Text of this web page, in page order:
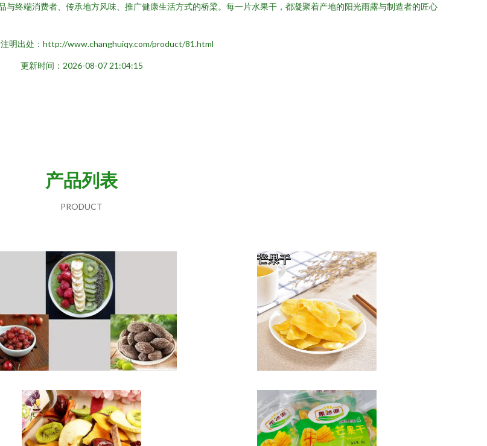
终端消费者、传承地方风味、推广健康生活方式的桥梁。每一片水果干，都凝聚着产地的阳光雨露与制造者的匠心
明出处：http://www.changhuiqy.com/product/81.html
更新时间：2026-08-07 21:04:15
产品列表
PRODUCT